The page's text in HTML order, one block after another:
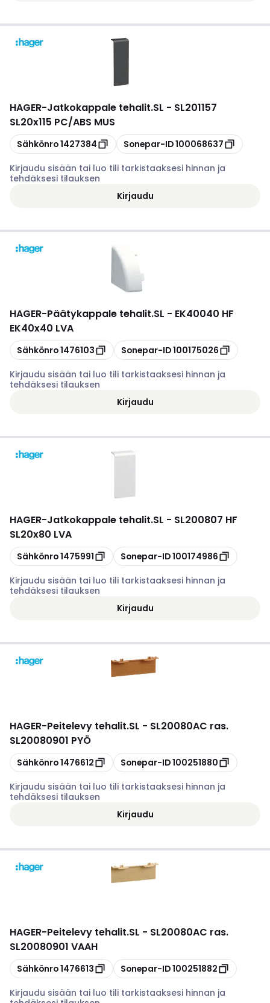
HAGER-Jatkokappale tehalit.SL - SL201157
SL20x115 PC/ABS MUS
Kopioi
Sähkönro1427384 Kopioi
Sonepar-ID100068637
Kirjaudu sisään tai luo tili tarkistaaksesi hinnan ja
tehdäksesi tilauksen
Kirjaudu
HAGER-Päätykappale tehalit.SL - EK40040 HF
EK40x40 LVA
Kopioi
Sähkönro1476103 Kopioi
Sonepar-ID100175026
Kirjaudu sisään tai luo tili tarkistaaksesi hinnan ja
tehdäksesi tilauksen
Kirjaudu
HAGER-Jatkokappale tehalit.SL - SL200807 HF
SL20x80 LVA
Kopioi
Sähkönro1475991 Kopioi
Sonepar-ID100174986
Kirjaudu sisään tai luo tili tarkistaaksesi hinnan ja
tehdäksesi tilauksen
Kirjaudu
HAGER-Peitelevy tehalit.SL - SL20080AC ras.
SL20080901 PYÖ
Kopioi
Sähkönro1476612 Kopioi
Sonepar-ID100251880
Kirjaudu sisään tai luo tili tarkistaaksesi hinnan ja
tehdäksesi tilauksen
Kirjaudu
HAGER-Peitelevy tehalit.SL - SL20080AC ras.
SL20080901 VAAH
Kopioi
Sähkönro1476613 Kopioi
Sonepar-ID100251882
Kirjaudu sisään tai luo tili tarkistaaksesi hinnan ja